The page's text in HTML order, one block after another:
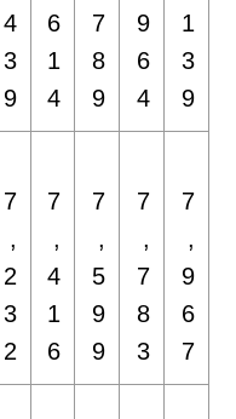
4
3
9
6
1
4
7
8
9
9
6
4
1
3
9
7
,
2
3
2
7
,
4
1
6
7
,
5
9
9
7
,
7
8
3
7
,
9
6
7